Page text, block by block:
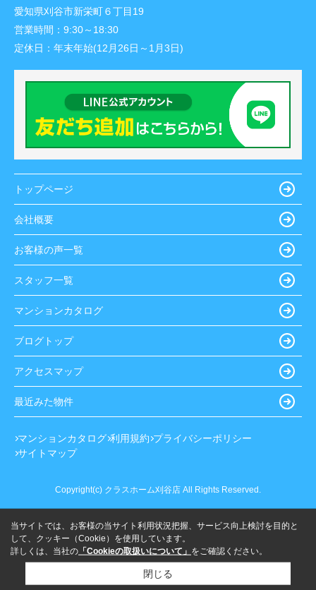
愛知県刈谷市新栄町６丁目19
営業時間： 9:30～18:30
定休日： 年末年始(12月26日～1月3日)
トップページ
会社概要
お客様の声一覧
スタッフ一覧
マンションカタログ
ブログトップ
アクセスマップ
最近みた物件
マンションカタログ 利用規約 プライバシーポリシー
サイトマップ
Copyright(c) クラスホーム刈谷店 All Rights Reserved.
当サイトでは、お客様の当サイト利用状況把握、サービス向上検討を目的と
して、クッキー（Cookie）を使用しています。
詳しくは、当社の 「Cookieの取扱いについて」 をご確認ください。
閉じる